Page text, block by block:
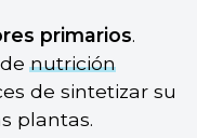
primarios.
denutrición
de sintetizar su
plantas.